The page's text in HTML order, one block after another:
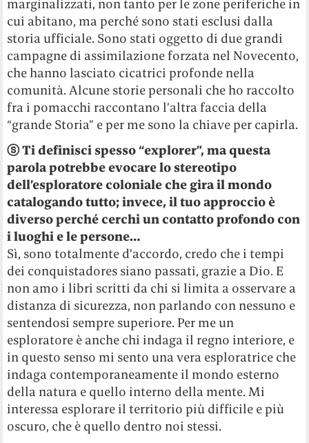
marginalizzati, non tanto per le zone periferiche in
cui abitano, ma perché sono stati esclusi dalla
storia ufficiale. Sono stati oggetto di due grandi
campagne di assimilazione forzata nel Novecento,
che hanno lasciato cicatrici profonde nella
comunità. Alcune storie personali che ho raccolto
fra i pomacchi raccontano l’altra faccia della
“grande Storia” e per me sono la chiave per capirla.
ⓢTi definisci spesso “explorer”, ma questa
parola potrebbe evocare lo stereotipo
dell’esploratore coloniale che gira il mondo
catalogando tutto; invece, il tuo approccio è
diverso perché cerchi un contatto profondo con
i luoghi e le persone…
Sì, sono totalmente d’accordo, credo che i tempi
dei conquistadores siano passati, grazie a Dio. E
non amo i libri scritti da chi si limita a osservare a
distanza di sicurezza, non parlando con nessuno e
sentendosi sempre superiore. Per me un
esploratore è anche chi indaga il regno interiore, e
in questo senso mi sento una vera esploratrice che
indaga contemporaneamente il mondo esterno
della natura e quello interno della mente. Mi
interessa esplorare il territorio più difficile e più
oscuro, che è quello dentro noi stessi.